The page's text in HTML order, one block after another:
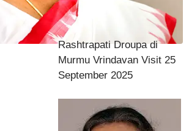
Rashtrapati Droupa di
Murmu Vrindavan Visit 25
September 2025